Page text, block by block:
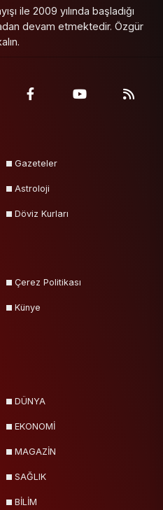
ile 2009 yılında başladığı
devam etmektedir. Özgür
Gazeteler
Astroloji
Döviz Kurları
Çerez Politikası
Künye
DÜNYA
EKONOMİ
MAGAZİN
SAĞLIK
BİLİM